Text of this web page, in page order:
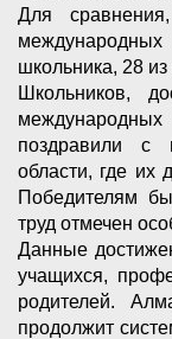
Для
школьника, 28
Школьников,
поздравили с
области, где их
Победителям
труд отмечен
Данные
учащихся,
родителей.
продолжит